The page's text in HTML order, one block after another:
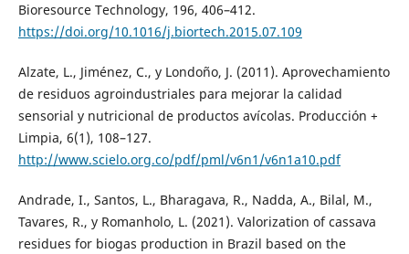
Bioresource Technology, 196, 406–412.
https://doi.org/10.1016/j.biortech.2015.07.109
Alzate, L., Jiménez, C., y Londoño, J. (2011). Aprovechamiento
de residuos agroindustriales para mejorar la calidad
sensorial y nutricional de productos avícolas. Producción +
Limpia, 6(1), 108–127.
http://www.scielo.org.co/pdf/pml/v6n1/v6n1a10.pdf
Andrade, I., Santos, L., Bharagava, R., Nadda, A., Bilal, M.,
Tavares, R., y Romanholo, L. (2021). Valorization of cassava
residues for biogas production in Brazil based on the